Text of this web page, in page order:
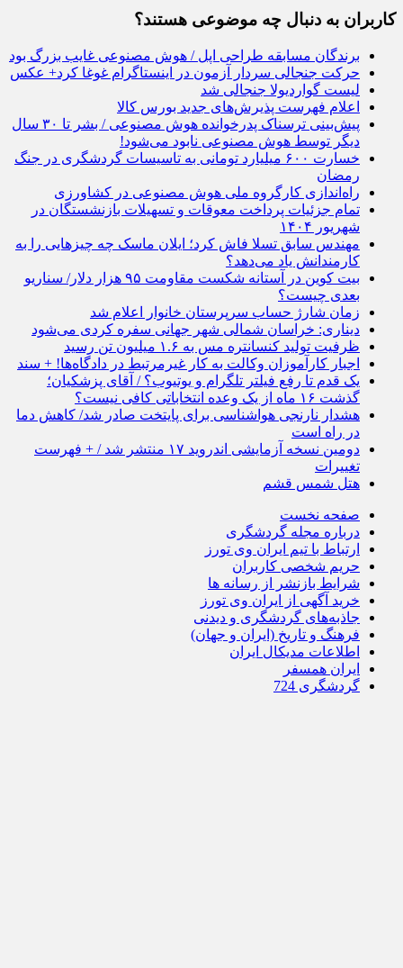
کاربران به دنبال چه موضوعی هستند؟
برندگان مسابقه طراحی اپل / هوش مصنوعی غایب بزرگ بود
حرکت جنجالی سردار آزمون در اینستاگرام غوغا کرد+ عکس
لیست گواردیولا جنجالی شد
اعلام فهرست پذیرش‌های جدید بورس کالا
پیش‌بینی ترسناک پدرخوانده هوش مصنوعی / بشر تا ۳۰ سال
دیگر توسط هوش مصنوعی نابود می‌شود!
خسارت ۶۰۰ میلیارد تومانی به تاسیسات گردشگری در جنگ
رمضان
راه‌اندازی کارگروه ملی هوش مصنوعی در کشاورزی
تمام جزئیات پرداخت معوقات و تسهیلات بازنشستگان در
شهریور ۱۴۰۴
مهندس سابق تسلا فاش کرد؛ ایلان ماسک چه چیزهایی را به
کارمندانش یاد می‌دهد؟
بیت‌ کوین در آستانه شکست مقاومت ۹۵ هزار دلار/ سناریو
بعدی چیست؟
زمان شارژ حساب سرپرستان خانوار اعلام شد
دیناری: خراسان شمالی شهر جهانی سفره کردی می‌شود
ظرفیت تولید کنسانتره مس به ۱.۶ میلیون تن رسید
اجبار کارآموزان وکالت به کار غیرمرتبط در دادگاه‌ها! + سند
یک قدم تا رفع فیلتر تلگرام و یوتیوب؟ / آقای پزشکیان؛
گذشت ۱۶ ماه از یک وعده انتخاباتی کافی نیست؟
هشدار نارنجی هواشناسی برای پایتخت صادر شد/ کاهش دما
در راه است
دومین نسخه آزمایشی اندروید ۱۷ منتشر شد / + فهرست
تغییرات
هتل شمس قشم
صفحه نخست
درباره مجله گردشگری
ارتباط با تیم ایران وی تورز
حریم شخصی کاربران
شرایط بازنشر از رسانه ها
خرید آگهی از ایران وی تورز
جاذبه‌های گردشگری و دیدنی
فرهنگ و تاریخ (ایران و جهان)
اطلاعات مدیکال ایران
ایران همسفر
گردشگری 724